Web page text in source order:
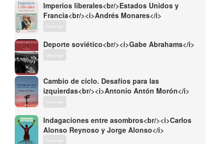
Imperios liberales<br/>Estados Unidos y
Francia<br/><i>Andrés Monares</i>
Descargar
Deporte soviético<br/><i>Gabe Abrahams</i>
Descargar
Cambio de ciclo. Desafíos para las
izquierdas<br/><i>Antonio Antón Morón</i>
Descargar
Indagaciones entre asombros<br/><i>Carlos
Alonso Reynoso y Jorge Alonso</i>
Descargar